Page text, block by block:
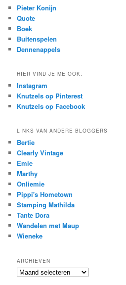
h
Pieter Konijn
Quote
Boek
Buitenspelen
Dennenappels
HIER VIND JE ME OOK:
Instagram
Knutzels op Pinterest
Knutzels op Facebook
LINKS VAN ANDERE BLOGGERS
Bertie
Clearly Vintage
Emie
Marthy
Onliemie
Pippi's Hometown
Stamping Mathilda
Tante Dora
Wandelen met Maup
Wieneke
ARCHIEVEN
Archieven